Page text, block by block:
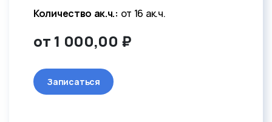
Количество ак.ч.: от 16 ак.ч.
от 1 000,00 ₽
Записаться